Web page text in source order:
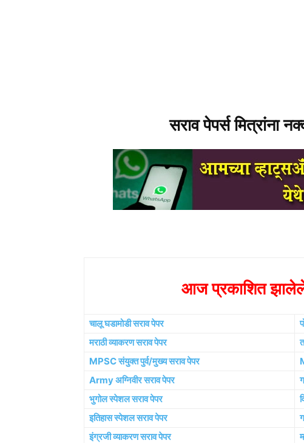
सराव पेपर्स मित्रांना
आज प्रकाशित झालेले
चालू घडामोडी सराव पेपर
मराठी व्याकरण सराव पेपर
MPSC संयुक्त पुर्व/मुख्य सराव पेपर
Army अग्निवीर सराव पेपर
भुगोल स्पेशल सराव पेपर
इतिहास स्पेशल सराव पेपर
इंग्रजी व्याकरण सराव पेपर